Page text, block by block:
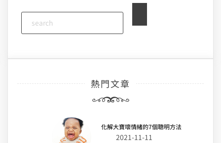
熱門文章
化解大寶壞情緒的7個聰明方法
2021-11-11